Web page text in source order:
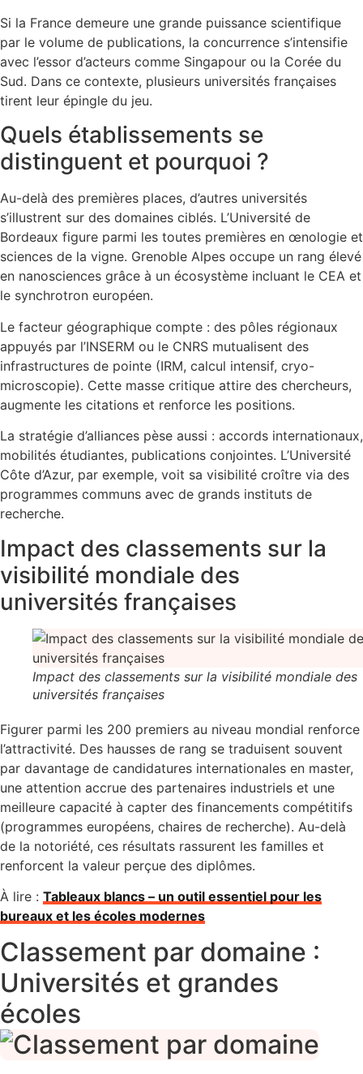
Si la France demeure une grande puissance scientifique
par le volume de publications, la concurrence s’intensifie
avec l’essor d’acteurs comme Singapour ou la Corée du
Sud. Dans ce contexte, plusieurs universités françaises
tirent leur épingle du jeu.
Quels établissements se
distinguent et pourquoi ?
Au-delà des premières places, d’autres universités
s’illustrent sur des domaines ciblés. L’Université de
Bordeaux figure parmi les toutes premières en œnologie et
sciences de la vigne. Grenoble Alpes occupe un rang élevé
en nanosciences grâce à un écosystème incluant le CEA et
le synchrotron européen.
Le facteur géographique compte : des pôles régionaux
appuyés par l’INSERM ou le CNRS mutualisent des
infrastructures de pointe (IRM, calcul intensif, cryo-
microscopie). Cette masse critique attire des chercheurs,
augmente les citations et renforce les positions.
La stratégie d’alliances pèse aussi : accords internationaux,
mobilités étudiantes, publications conjointes. L’Université
Côte d’Azur, par exemple, voit sa visibilité croître via des
programmes communs avec de grands instituts de
recherche.
Impact des classements sur la
visibilité mondiale des
universités françaises
Impact des classements sur la visibilité mondiale des
universités françaises
Figurer parmi les 200 premiers au niveau mondial renforce
l’attractivité. Des hausses de rang se traduisent souvent
par davantage de candidatures internationales en master,
une attention accrue des partenaires industriels et une
meilleure capacité à capter des financements compétitifs
(programmes européens, chaires de recherche). Au-delà
de la notoriété, ces résultats rassurent les familles et
renforcent la valeur perçue des diplômes.
À lire : Tableaux blancs – un outil essentiel pour les
bureaux et les écoles modernes
Classement par domaine :
Universités et grandes
écoles